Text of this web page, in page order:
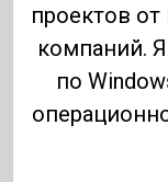
проектов
компаний.
по